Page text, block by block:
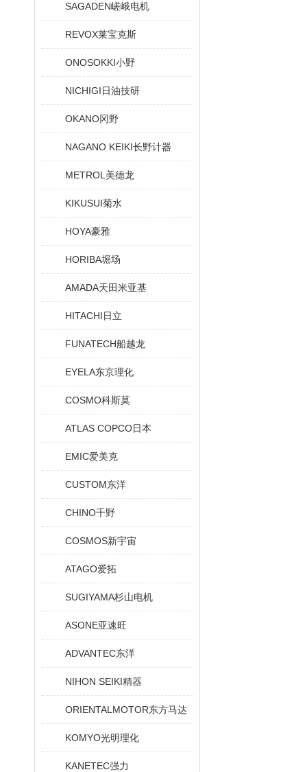
SAGADEN嵯峨电机
REVOX莱宝克斯
ONOSOKKI小野
NICHIGI日油技研
OKANO冈野
NAGANO KEIKI长野计器
METROL美德龙
KIKUSUI菊水
HOYA豪雅
HORIBA堀场
AMADA天田米亚基
HITACHI日立
FUNATECH船越龙
EYELA东京理化
COSMO科斯莫
ATLAS COPCO日本
EMIC爱美克
CUSTOM东洋
CHINO千野
COSMOS新宇宙
ATAGO爱拓
SUGIYAMA杉山电机
ASONE亚速旺
ADVANTEC东洋
NIHON SEIKI精器
ORIENTALMOTOR东方马达
KOMYO光明理化
KANETEC强力